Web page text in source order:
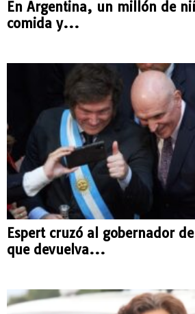
En Argentina, un millón de
comida y...
Espert cruzó al gobernador
que devuelva...